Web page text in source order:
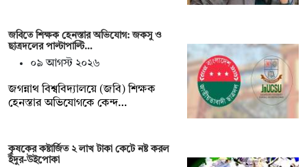
জবিতে শিক্ষক হেনস্তার অভিযোগ: জকসু ও
ছাত্রদলের পাল্টাপাল্টি…
০৯ আগস্ট ২০২৬
জগন্নাথ বিশ্ববিদ্যালয়ে (জবি) শিক্ষক
হেনস্তার অভিযোগকে কেন্দ…
কৃষকের কষ্টার্জিত ২ লাখ টাকা কেটে নষ্ট করল
ইঁদুর-উইপোকা